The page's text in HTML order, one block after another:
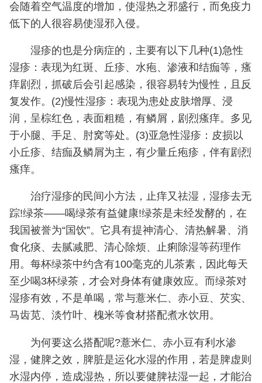
会随着空气温度的增加，使湿热之邪盛行，而免疫力
低下的人很容易使湿邪入侵。
湿疹的也是分病症的，主要有以下几种(1)急性
湿疹：表现为红斑、丘疹、水疱、渗液和结痂等，瘙
痒剧烈，抓破后会引起感染，很容易转为慢性，且反
复发作。(2)慢性湿疹：表现为患处皮肤增厚、浸
润，呈棕红色，表面粗糙，有鳞屑，剧烈瘙痒。多见
于小腿、手足、肘窝等处。(3)亚急性湿疹：皮损以
小丘疹、结痂及鳞屑为主，有少量丘疱疹，伴有剧烈
瘙痒。
治疗湿疹的民间小方法，止痒又祛湿，湿疹去无
踪!绿茶——喝绿茶有益健康!绿茶是未经发酵的，在
我国被誉为“国饮”。它具有提神清心、清热解暑、消
食化痰、去腻减肥、清心除烦、止痢除湿等药理作
用。每杯绿茶中约含有100毫克的儿茶素，因此每天
至少喝3杯绿茶，才会对身体有健康效应。而绿茶对
湿疹有效，不是单喝，常与薏米仁、赤小豆、芡实、
马齿苋、淡竹叶、槐米等食材搭配煮水饮用。
为何要这么搭配呢?薏米仁、赤小豆有利水渗
湿，健脾之效，脾脏是运化水湿的作用，若是脾虚则
水湿内停，造成湿热，所以要健脾祛湿一起，才能治